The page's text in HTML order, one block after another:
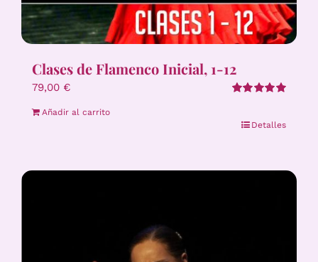
Clases de Flamenco Inicial, 1-12
79,00 €
Añadir al carrito
Detalles